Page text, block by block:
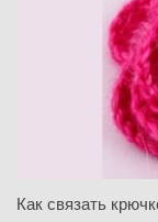
Как связать